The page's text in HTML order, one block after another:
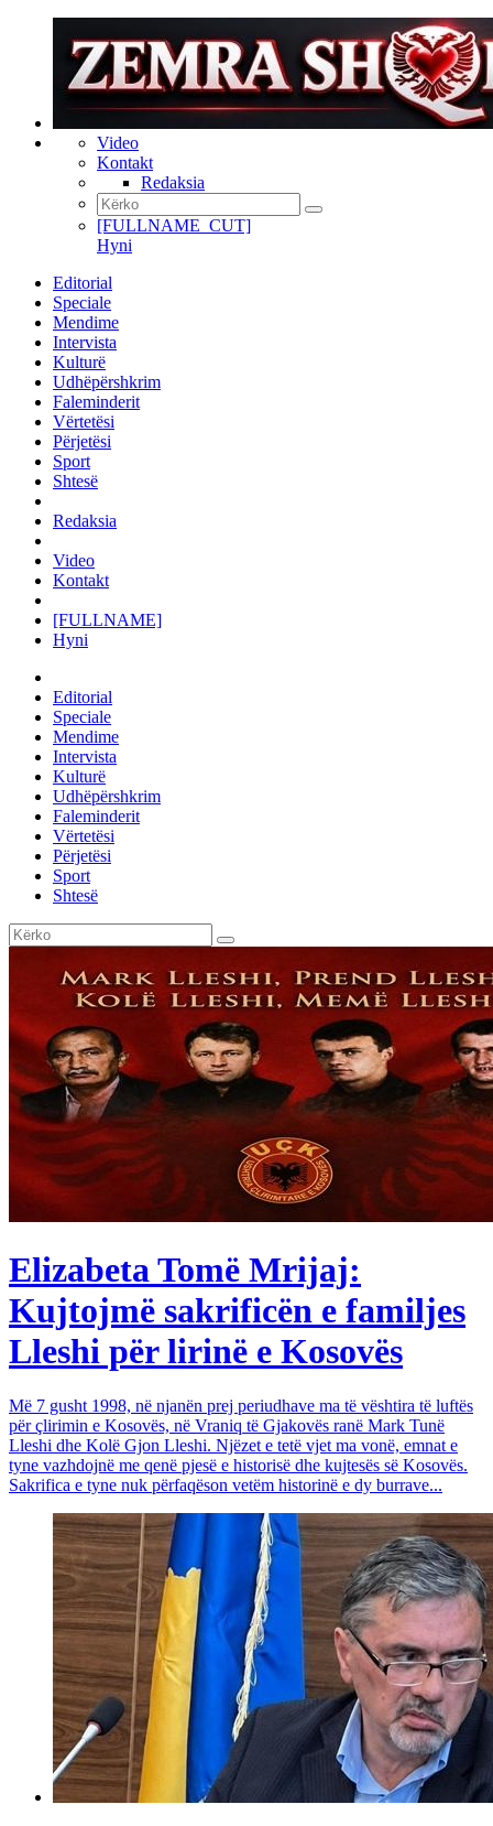
Video
Kontakt
Redaksia
[FULLNAME_CUT]
Hyni
Editorial
Speciale
Mendime
Intervista
Kulturë
Udhëpërshkrim
Faleminderit
Vërtetësi
Përjetësi
Sport
Shtesë
Redaksia
Video
Kontakt
[FULLNAME]
Hyni
Editorial
Speciale
Mendime
Intervista
Kulturë
Udhëpërshkrim
Faleminderit
Vërtetësi
Përjetësi
Sport
Shtesë
Elizabeta Tomë Mrijaj:
Kujtojmë sakrificën e familjes
Lleshi për lirinë e Kosovës
Më 7 gusht 1998, në njanën prej periudhave ma të vështira të luftës
për çlirimin e Kosovës, në Vraniq të Gjakovës ranë Mark Tunë
Lleshi dhe Kolë Gjon Lleshi. Njëzet e tetë vjet ma vonë, emnat e
tyne vazhdojnë me qenë pjesë e historisë dhe kujtesës së Kosovës.
Sakrifica e tyne nuk përfaqëson vetëm historinë e dy burrave...